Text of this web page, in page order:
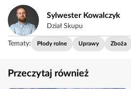
Sylwester Kowalczyk
Dział Skupu
Tematy: Płody rolne Uprawy Zboża
Przeczytaj również